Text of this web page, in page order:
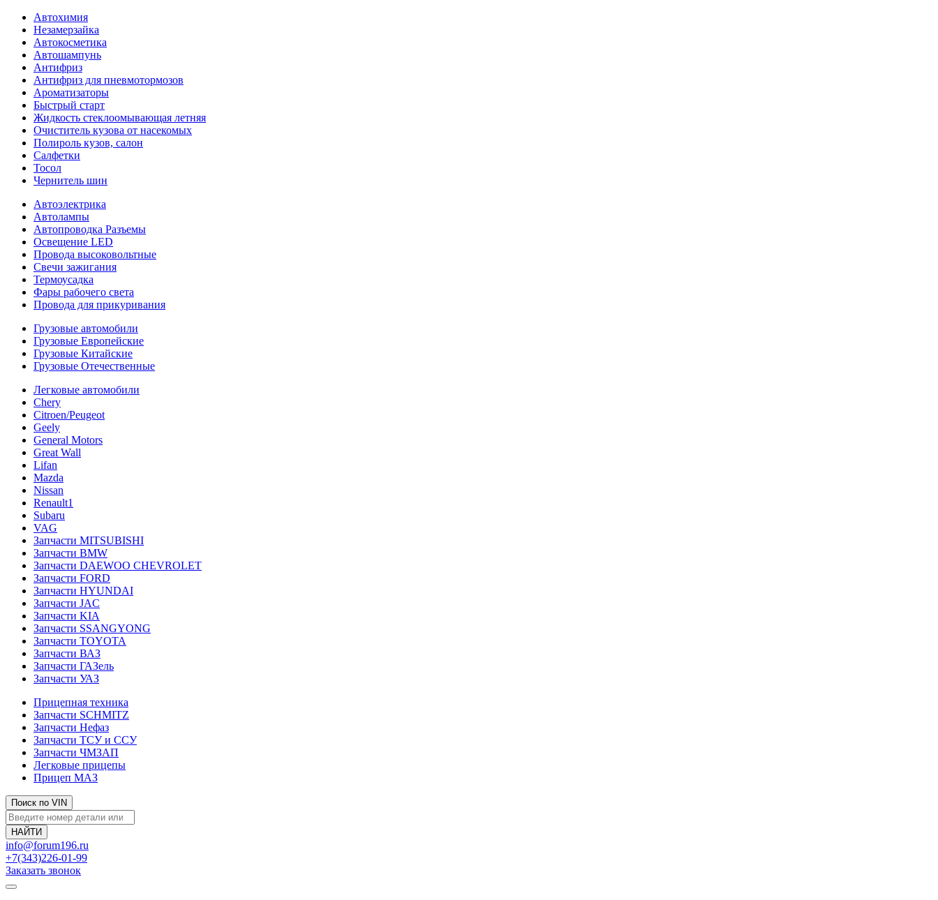
Автохимия
Незамерзайка
Автокосметика
Автошампунь
Антифриз
Антифриз для пневмотормозов
Ароматизаторы
Быстрый старт
Жидкость стеклоомывающая летняя
Очиститель кузова от насекомых
Полироль кузов, салон
Салфетки
Тосол
Чернитель шин
Автоэлектрика
Автолампы
Автопроводка Разъемы
Освещение LED
Провода высоковольтные
Свечи зажигания
Термоусадка
Фары рабочего света
Провода для прикуривания
Грузовые автомобили
Грузовые Европейские
Грузовые Китайские
Грузовые Отечественные
Легковые автомобили
Chery
Citroen/Peugeot
Geely
General Motors
Great Wall
Lifan
Mazda
Nissan
Renault1
Subaru
VAG
Запчасти MITSUBISHI
Запчасти BMW
Запчасти DAEWOO CHEVROLET
Запчасти FORD
Запчасти HYUNDAI
Запчасти JAC
Запчасти KIA
Запчасти SSANGYONG
Запчасти TOYOTA
Запчасти ВАЗ
Запчасти ГАЗель
Запчасти УАЗ
Прицепная техника
Запчасти SCHMITZ
Запчасти Нефаз
Запчасти ТСУ и ССУ
Запчасти ЧМЗАП
Легковые прицепы
Прицеп МАЗ
Поиск по VIN
info@forum196.ru
+7(343)226-01-99
Заказать звонок